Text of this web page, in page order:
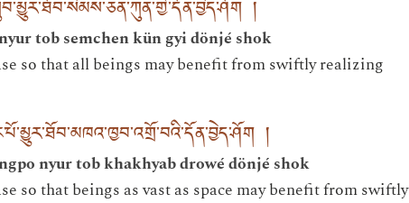
།
tob semchen kün gyi dönjé shok
so that all beings may benefit from swiftly realizing
།
nyur tob khakhyab drowé dönjé shok
so that beings as vast as space may benefit from swiftly